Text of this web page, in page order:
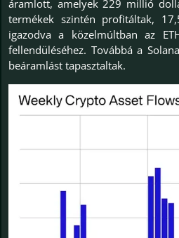
áramlott, amelyek 229 millió
termékek szintén profitáltak,
igazodva a közelmúltban az
fellendüléséhez. Továbbá a
beáramlást tapasztaltak.